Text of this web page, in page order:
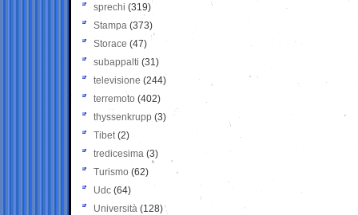
sprechi (319)
Stampa (373)
Storace (47)
subappalti (31)
televisione(244)
terremoto (402)
thyssenkrupp (3)
Tibet(2)
tredicesima (3)
Turismo (62)
Udc (64)
Università (128)